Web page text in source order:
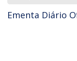
Ementa Diário